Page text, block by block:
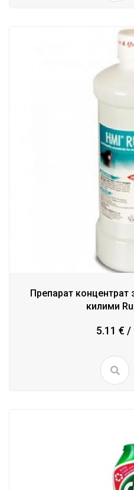
Препарат концентрат
килими
5.11 € /